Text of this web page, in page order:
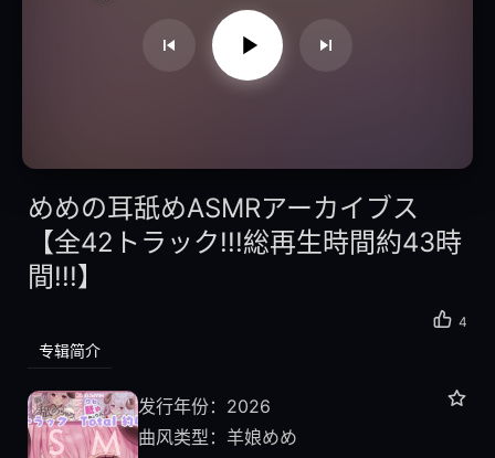
めめの耳舐めASMRアーカイブス
【全42トラック!!!総再生時間約43時
間!!!】
4
专辑简介
发行年份：2026
曲风类型： 羊娘めめ